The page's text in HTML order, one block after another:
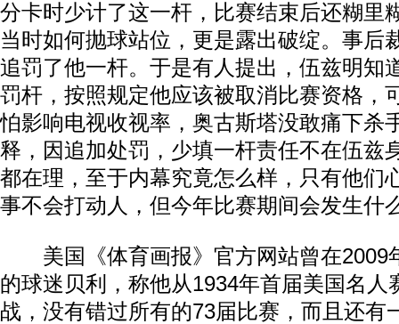
分卡时少计了这一杆，比赛结束后还糊里
当时如何抛球站位，更是露出破绽。事后
追罚了他一杆。于是有人提出，伍兹明知
罚杆，按照规定他应该被取消比赛资格，
怕影响电视收视率，奥古斯塔没敢痛下杀
释，因追加处罚，少填一杆责任不在伍兹
都在理，至于内幕究竟怎么样，只有他们
事不会打动人，但今年比赛期间会发生什
美国《体育画报》官方网站曾在2009
的球迷贝利，称他从1934年首届美国名人
战，没有错过所有的73届比赛，而且还有